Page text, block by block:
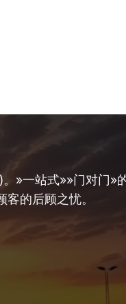
»一站式»»门对门»
的后顾之忧。